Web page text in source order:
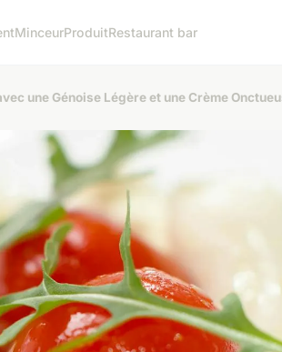
MinceurProduitRestaurant bar
une Génoise Légère et une Crème